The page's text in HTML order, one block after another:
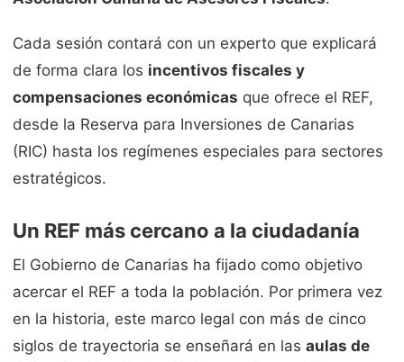
Cada sesión contará con un experto que explicará
de forma clara los incentivos fiscales y
compensaciones económicas que ofrece el REF,
desde la Reserva para Inversiones de Canarias
(RIC) hasta los regímenes especiales para sectores
estratégicos.
Un REF más cercano a la ciudadanía
El Gobierno de Canarias ha fijado como objetivo
acercar el REF a toda la población. Por primera vez
en la historia, este marco legal con más de cinco
siglos de trayectoria se enseñará en las aulas de